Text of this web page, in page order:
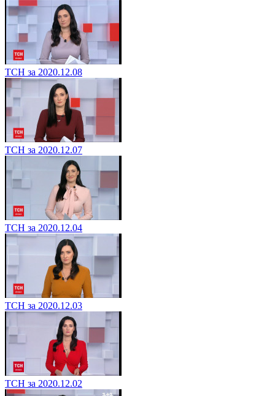
ТСН за 2020.12.08
ТСН за 2020.12.07
ТСН за 2020.12.04
ТСН за 2020.12.03
ТСН за 2020.12.02